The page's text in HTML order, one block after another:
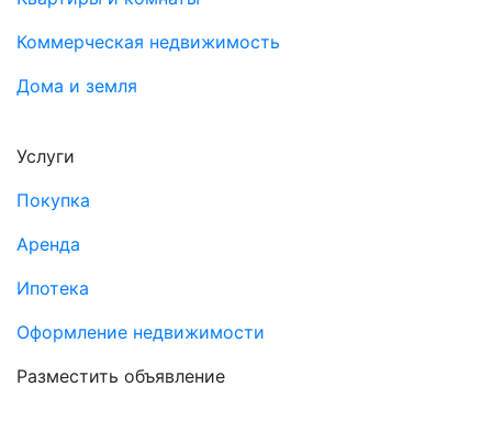
Коммерческая недвижимость
Дома и земля
Услуги
Покупка
Аренда
Ипотека
Оформление недвижимости
Разместить объявление